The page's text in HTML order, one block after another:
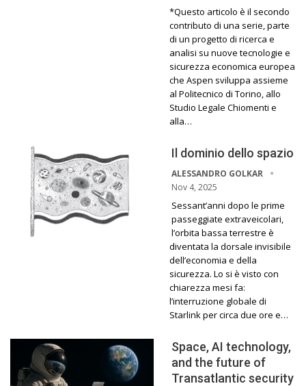
*Questo articolo è il secondo
contributo di una serie, parte
di un progetto di ricerca e
analisi su nuove tecnologie e
sicurezza economica europea
che Aspen sviluppa assieme
al Politecnico di Torino, allo
Studio Legale Chiomenti e
alla…
Il dominio dello spazio
ALESSANDRO GOLKAR
Nov 4, 2025
Sessant’anni dopo le prime
passeggiate extraveicolari,
l’orbita bassa terrestre è
diventata la dorsale invisibile
dell’economia e della
sicurezza. Lo si è visto con
chiarezza mesi fa:
l’interruzione globale di
Starlink per circa due ore e…
Space, AI technology,
and the future of
Transatlantic security